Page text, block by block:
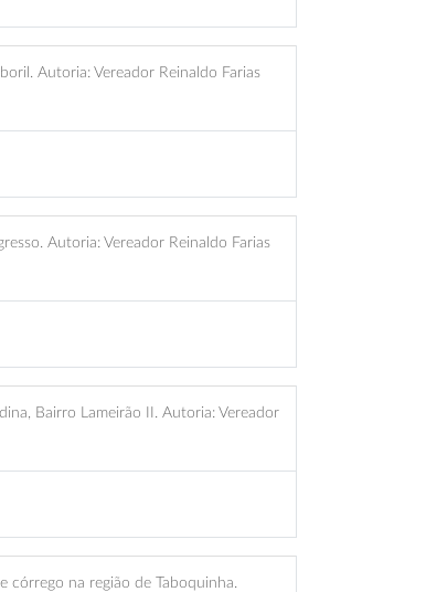
Autoria: Vereador Reinaldo Farias
Autoria: Vereador Reinaldo Farias
Bairro Lameirão II. Autoria: Vereador
córrego na região de Taboquinha.